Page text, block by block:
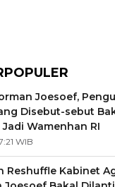
Joesoef,
Disebut-sebut
Wamenhan RI
WIB
Reshuffle Kabinet